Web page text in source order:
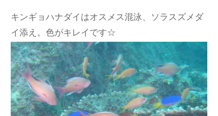
キンギョハナダイはオスメス混泳、ソラスズメダ
イ添え。色がキレイです☆